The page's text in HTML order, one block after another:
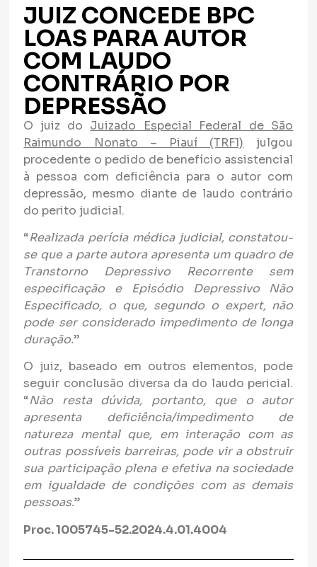
JUIZ CONCEDE BPC
LOAS PARA AUTOR
COM LAUDO
CONTRÁRIO POR
DEPRESSÃO
O juiz do Juizado Especial Federal de São
Raimundo Nonato – Piauí (TRF1) julgou
procedente o pedido de benefício assistencial
à pessoa com deficiência para o autor com
depressão, mesmo diante de laudo contrário
do perito judicial.
“Realizada perícia médica judicial, constatou-
se que a parte autora apresenta um quadro de
Transtorno Depressivo Recorrente sem
especificação e Episódio Depressivo Não
Especificado, o que, segundo o expert, não
pode ser considerado impedimento de longa
duração.”
O juiz, baseado em outros elementos, pode
seguir conclusão diversa da do laudo pericial.
“Não resta dúvida, portanto, que o autor
apresenta deficiência/impedimento de
natureza mental que, em interação com as
outras possíveis barreiras, pode vir a obstruir
sua participação plena e efetiva na sociedade
em igualdade de condições com as demais
pessoas.”
Proc. 1005745-52.2024.4.01.4004